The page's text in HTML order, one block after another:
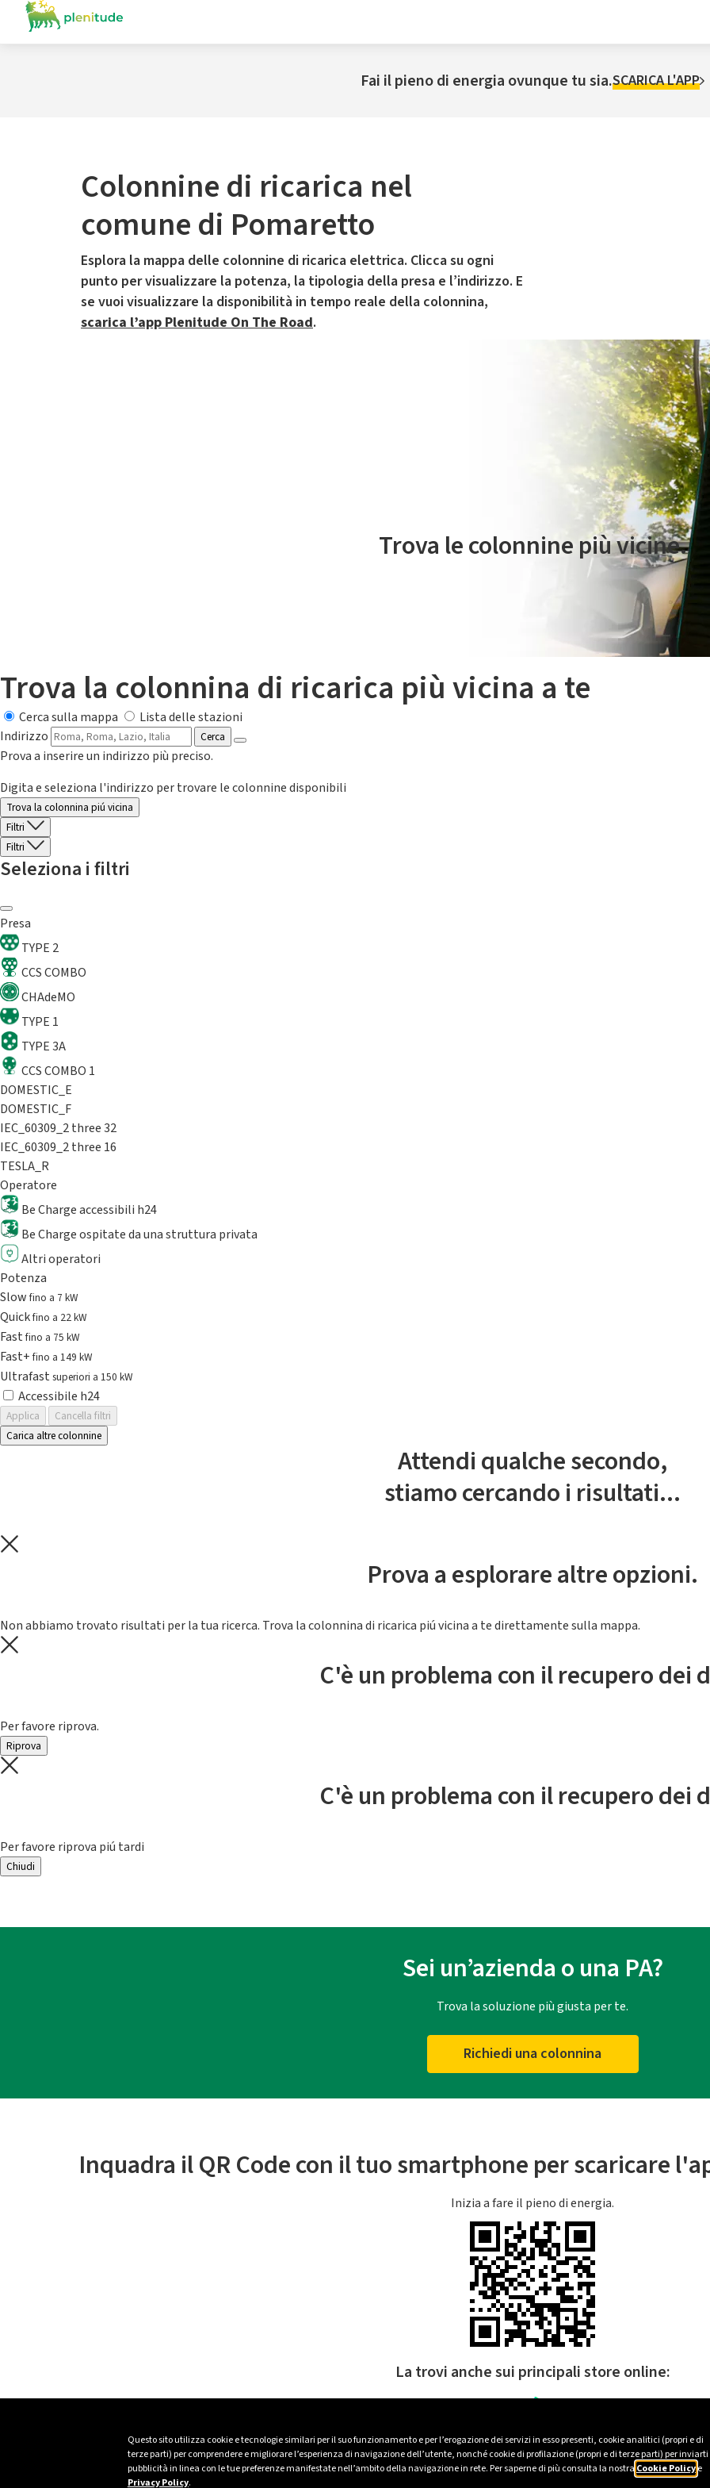
Questo sito utilizza cookie e tecnologie similari per il suo funzionamento e per l’erogazione dei servizi in esso presenti, cookie analitici (propri e di
terze parti) per comprendere e migliorare l’esperienza di navigazione dell’utente, nonché cookie di profilazione (propri e di terze parti) per inviarti
pubblicità in linea con le tue preferenze manifestate nell’ambito della navigazione in rete. Per saperne di più consulta la nostra Cookie Policye
Privacy Policy.
Fai il pieno di energia ovunque tu sia.SCARICA L'APP
Colonnine di ricarica nel
comune di Pomaretto
Esplora la mappa delle colonnine di ricarica elettrica. Clicca su ogni
punto per visualizzare la potenza, la tipologia della presa e l’indirizzo. E
se vuoi visualizzare la disponibilità in tempo reale della colonnina,
scarica l’app Plenitude On The Road.
Il servizio di mobilità elettrica è gestito da Plenitude On The Road
Trova le colonnine più vicine.
Trova la colonnina di ricarica più vicina a te
Cerca sulla mappa
Lista delle stazioni
Indirizzo
Cerca
Prova a inserire un indirizzo più preciso.
Digita e seleziona l'indirizzo per trovare le colonnine disponibili
Trova la colonnina piú vicina
Filtri
Filtri
Seleziona i filtri
Presa
TYPE 2
CCS COMBO
CHAdeMO
TYPE 1
TYPE 3A
CCS COMBO 1
DOMESTIC_E
DOMESTIC_F
IEC_60309_2 three 32
IEC_60309_2 three 16
TESLA_R
Operatore
Be Charge accessibili h24
Be Charge ospitate da una struttura privata
Altri operatori
Potenza
Slowfino a 7 kW
Quickfino a 22 kW
Fastfino a 75 kW
Fast+fino a 149 kW
Ultrafast superiori a 150 kW
Accessibile h24
Applica
Cancella filtri
Carica altre colonnine
Attendi qualche secondo,
stiamo cercando i risultati...
Prova a esplorare altre opzioni.
Non abbiamo trovato risultati per la tua ricerca. Trova la colonnina di ricarica piú vicina a te direttamente sulla mappa.
C'è un problema con il recupero dei
Per favore riprova.
Riprova
C'è un problema con il recupero dei
Per favore riprova piú tardi
Chiudi
Sei un’azienda o una PA?
Trova la soluzione più giusta per te.
Richiedi una colonnina
Inquadra il QR Code con il tuo smartphone per scaricare
Inizia a fare il pieno di energia.
La trovi anche sui principali store online: